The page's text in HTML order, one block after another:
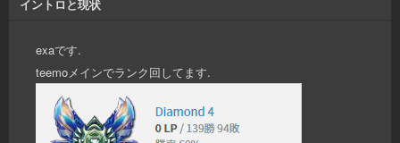
イントロと現状
exaです.
teemoメインでランク回してます.